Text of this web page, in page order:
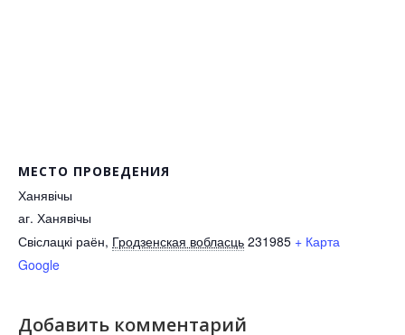
МЕСТО ПРОВЕДЕНИЯ
Ханявічы
аг. Ханявічы
Свіслацкі раён, Гродзенская вобласць 231985 + Карта
Google
Добавить комментарий